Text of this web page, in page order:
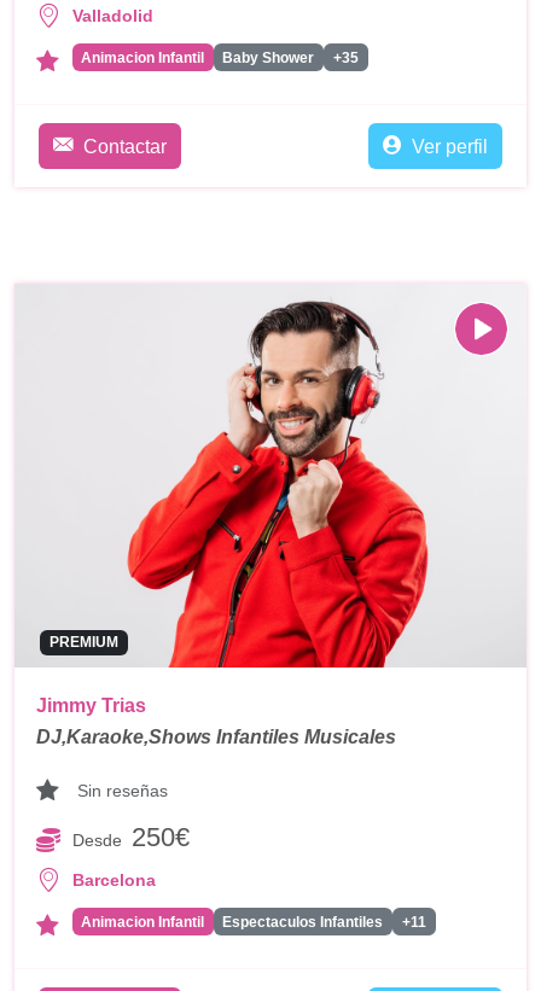
Valladolid
Animacion Infantil Baby Shower +35
Contactar Ver perfil
PREMIUM
Jimmy Trias
DJ,Karaoke,Shows Infantiles Musicales
Sin reseñas
Desde 250€
Barcelona
Animacion Infantil Espectaculos Infantiles +11